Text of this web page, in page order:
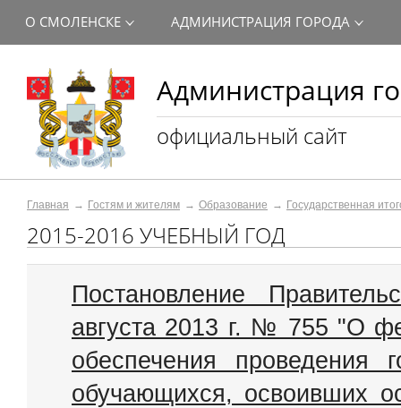
Администрация
официальный сайт
О СМОЛЕНСКЕ АДМИНИСТРАЦИЯ ГОРОДА
Главная Гостям и жителям Образование Государственная
2015-2016 УЧЕБНЫЙ ГОД
Постановление
августа 2013 г. № 755 "О
обеспечения проведения
обучающихся, освоивших